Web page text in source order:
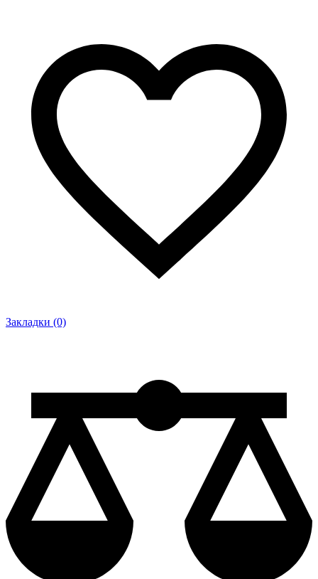
Закладки (0)